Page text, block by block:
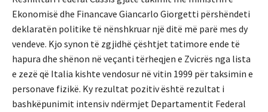
Ekonomisë dhe Financave Giancarlo Giorgetti përshëndeti
deklaratën politike të nënshkruar një ditë më parë mes dy
vendeve. Kjo synon të zgjidhë çështjet tatimore ende të
hapura dhe shënon në veçanti tërheqjen e Zvicrës nga lista
e zezë që Italia kishte vendosur në vitin 1999 për taksimin e
personave fizikë. Ky rezultat pozitiv është rezultat i
bashkëpunimit intensiv ndërmjet Departamentit Federal